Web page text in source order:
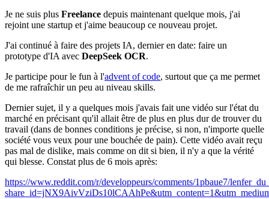
Je ne suis plus Freelance depuis maintenant quelque mois, j'ai
rejoint une startup et j'aime beaucoup ce nouveau projet.
J'ai continué à faire des projets IA, dernier en date: faire un
prototype d'IA avec DeepSeek OCR.
Je participe pour le fun à l'advent of code, surtout que ça me permet
de me rafraîchir un peu au niveau skills.
Dernier sujet, il y a quelques mois j'avais fait une vidéo sur l'état du
marché en précisant qu'il allait être de plus en plus dur de trouver du
travail (dans de bonnes conditions je précise, si non, n'importe quelle
société vous veux pour une bouchée de pain). Cette vidéo avait reçu
pas mal de dislike, mais comme on dit si bien, il n'y a que la vérité
qui blesse. Constat plus de 6 mois après:
https://www.reddit.com/r/developpeurs/comments/1pbaue7/